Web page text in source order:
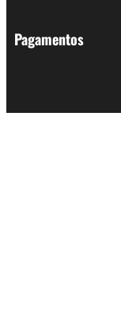
Pagamentos